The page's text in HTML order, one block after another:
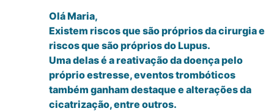
Olá Maria,
Existem riscos que são próprios da cirurgia e
riscos que são próprios do Lupus.
Uma delas é a reativação da doença pelo
próprio estresse, eventos trombóticos
também ganham destaque e alterações da
cicatrização, entre outros.